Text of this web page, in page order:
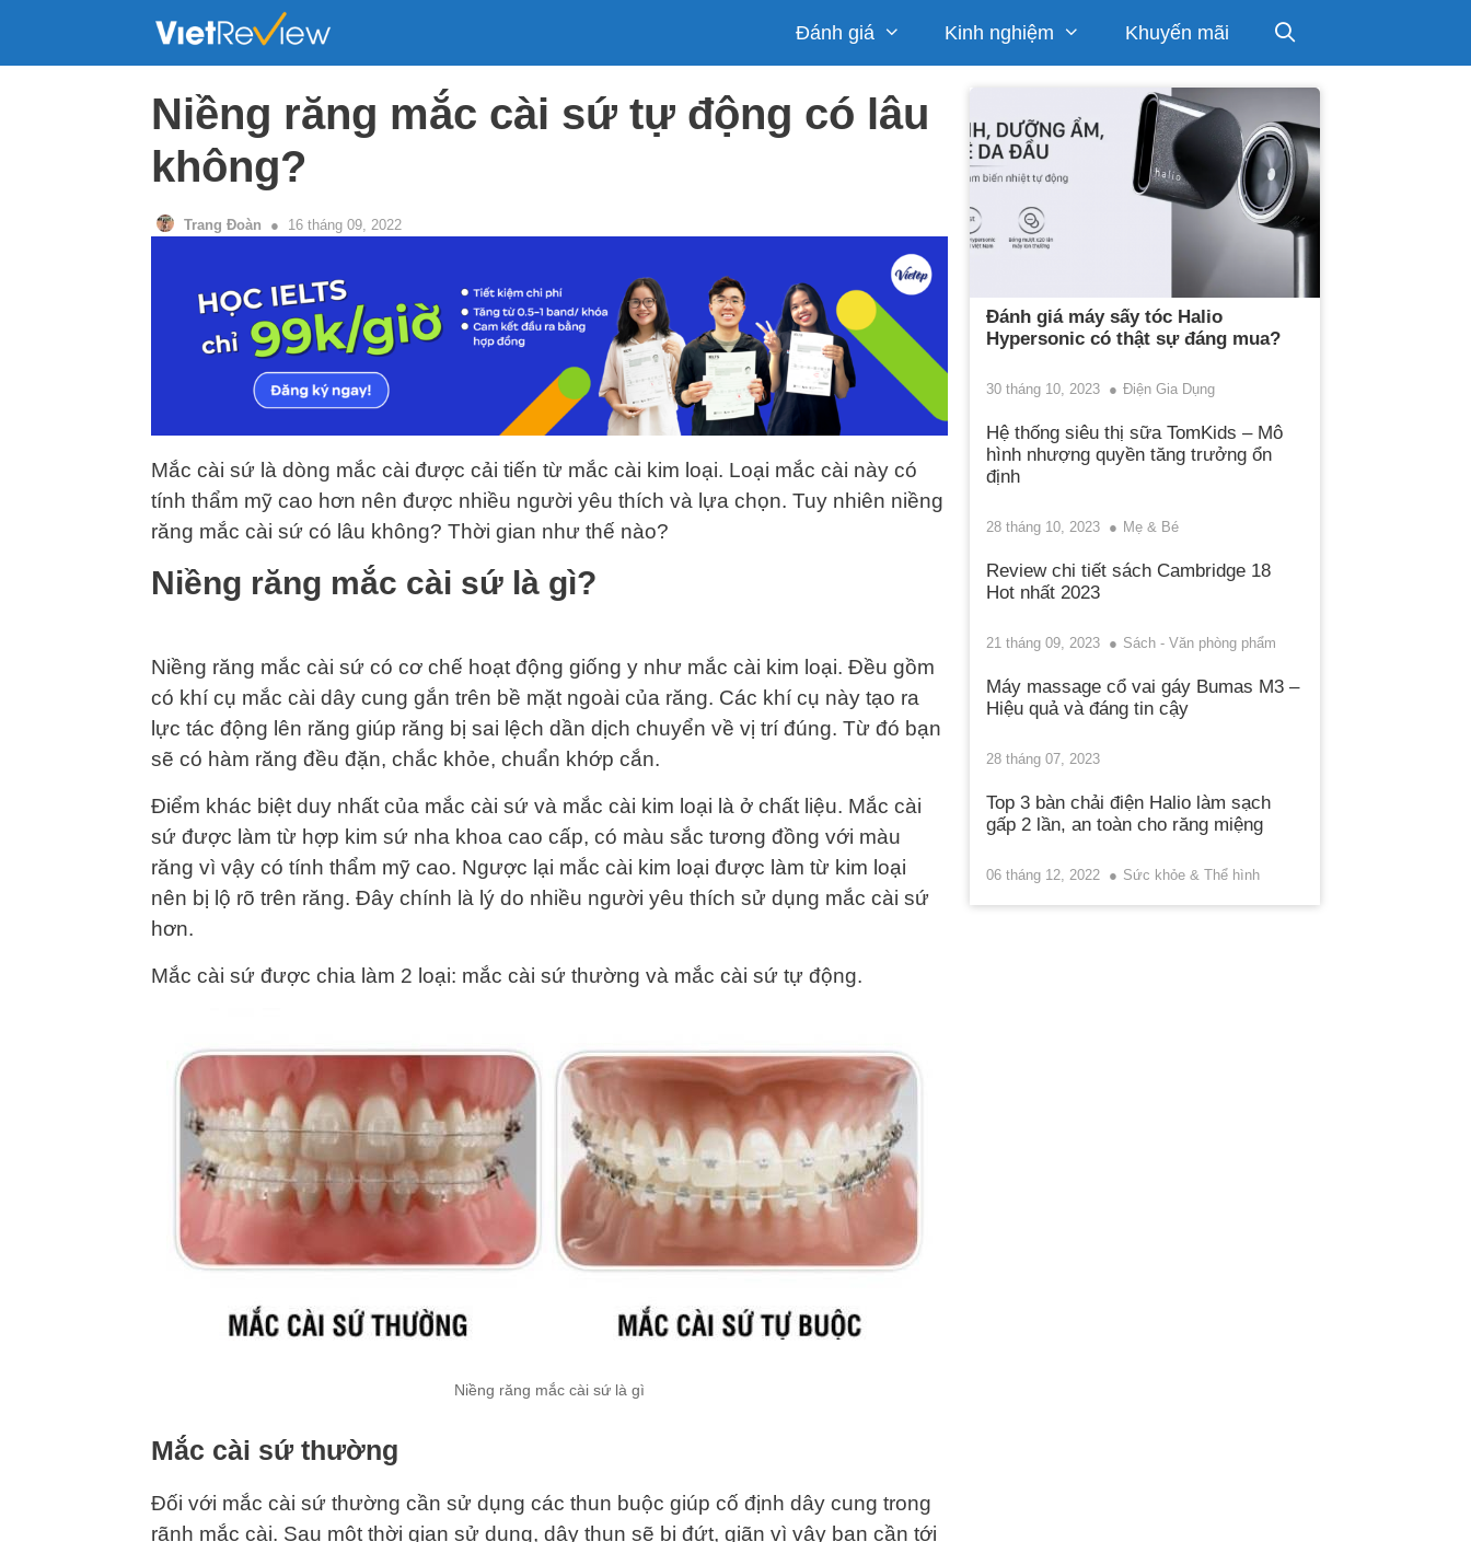
Đánh giá Kinh nghiệm Khuyến mãi
Niềng răng mắc cài sứ tự động có lâu
không?
Trang Đoàn 16 tháng 09, 2022
Mắc cài sứ là dòng mắc cài được cải tiến từ mắc cài kim loại. Loại mắc cài này có
tính thẩm mỹ cao hơn nên được nhiều người yêu thích và lựa chọn. Tuy nhiên niềng
răng mắc cài sứ có lâu không? Thời gian như thế nào?
Niềng răng mắc cài sứ là gì?
Niềng răng mắc cài sứ có cơ chế hoạt động giống y như mắc cài kim loại. Đều gồm
có khí cụ mắc cài dây cung gắn trên bề mặt ngoài của răng. Các khí cụ này tạo ra
lực tác động lên răng giúp răng bị sai lệch dần dịch chuyển về vị trí đúng. Từ đó bạn
sẽ có hàm răng đều đặn, chắc khỏe, chuẩn khớp cắn.
Điểm khác biệt duy nhất của mắc cài sứ và mắc cài kim loại là ở chất liệu. Mắc cài
sứ được làm từ hợp kim sứ nha khoa cao cấp, có màu sắc tương đồng với màu
răng vì vậy có tính thẩm mỹ cao. Ngược lại mắc cài kim loại được làm từ kim loại
nên bị lộ rõ trên răng. Đây chính là lý do nhiều người yêu thích sử dụng mắc cài sứ
hơn.
Mắc cài sứ được chia làm 2 loại: mắc cài sứ thường và mắc cài sứ tự động.
Niềng răng mắc cài sứ là gì
Mắc cài sứ thường
Đối với mắc cài sứ thường cần sử dụng các thun buộc giúp cố định dây cung trong
rãnh mắc cài. Sau một thời gian sử dụng, dây thun sẽ bị đứt, giãn vì vậy bạn cần tới
Đánh giá máy sấy tóc Halio
Hypersonic có thật sự đáng mua?
30 tháng 10, 2023 Điện Gia Dụng
Hệ thống siêu thị sữa TomKids – Mô
hình nhượng quyền tăng trưởng ổn
định
28 tháng 10, 2023 Mẹ & Bé
Review chi tiết sách Cambridge 18
Hot nhất 2023
21 tháng 09, 2023 Sách - Văn phòng phẩm
Máy massage cổ vai gáy Bumas M3 –
Hiệu quả và đáng tin cậy
28 tháng 07, 2023
Top 3 bàn chải điện Halio làm sạch
gấp 2 lần, an toàn cho răng miệng
06 tháng 12, 2022 Sức khỏe & Thể hình